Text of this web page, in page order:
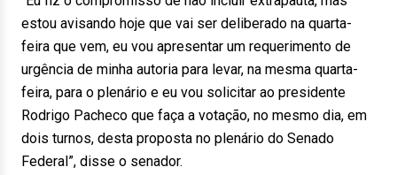
estou avisando hoje que vai ser deliberado na quarta-
feira que vem, eu vou apresentar um requerimento de
urgência de minha autoria para levar, na mesma quarta-
feira, para o plenário e eu vou solicitar ao presidente
Rodrigo Pacheco que faça a votação, no mesmo dia, em
dois turnos, desta proposta no plenário do Senado
Federal”, disse o senador.